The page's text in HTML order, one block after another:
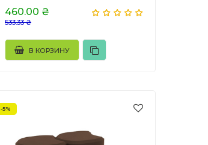
460.00 ₴
533.33 ₴
В КОРЗИНУ
-5%